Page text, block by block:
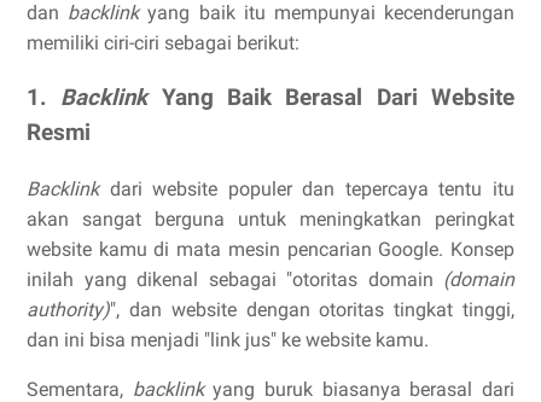
dan backlinkyang baik itu mempunyai kecenderungan
memiliki ciri-ciri sebagai berikut:
1. Backlink Yang Baik Berasal Dari Website
Resmi
Backlink dari website populer dan tepercaya tentu itu
akan sangat berguna untuk meningkatkan peringkat
website kamu di mata mesin pencarian Google. Konsep
inilah yang dikenal sebagai "otoritas domain (domain
authority)", dan website dengan otoritas tingkat tinggi,
dan ini bisa menjadi "link jus" ke website kamu.
Sementara, backlinkyang buruk biasanya berasal dari